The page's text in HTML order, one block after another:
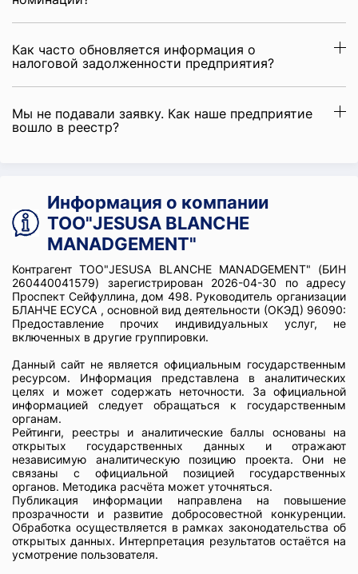
Как часто обновляется информация о
налоговой задолженности предприятия?
Мы не подавали заявку. Как наше предприятие
вошло в реестр?
Информация о компании
ТОО"JESUSA BLANCHE
MANADGEMENT"
Контрагент ТОО"JESUSA BLANCHE MANADGEMENT" (БИН
260440041579) зарегистрирован 2026-04-30 по адресу
Проспект Сейфуллина, дом 498. Руководитель организации
БЛАНЧЕ ЕСУСА , основной вид деятельности (ОКЭД) 96090:
Предоставление прочих индивидуальных услуг, не
включенных в другие группировки.
Данный сайт не является официальным государственным
ресурсом. Информация представлена в аналитических
целях и может содержать неточности. За официальной
информацией следует обращаться к государственным
органам.
Рейтинги, реестры и аналитические баллы основаны на
открытых государственных данных и отражают
независимую аналитическую позицию проекта. Они не
связаны с официальной позицией государственных
органов. Методика расчёта может уточняться.
Публикация информации направлена на повышение
прозрачности и развитие добросовестной конкуренции.
Обработка осуществляется в рамках законодательства об
открытых данных. Интерпретация результатов остаётся на
усмотрение пользователя.